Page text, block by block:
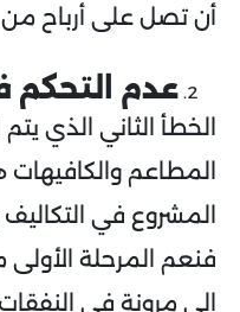
أن تصل على أرباح من
عدم التحكم
الخطأ الثاني الذي يتم
المطاعم
المشروع في التكاليف
فنعم المرحلة
إلى مرونة في